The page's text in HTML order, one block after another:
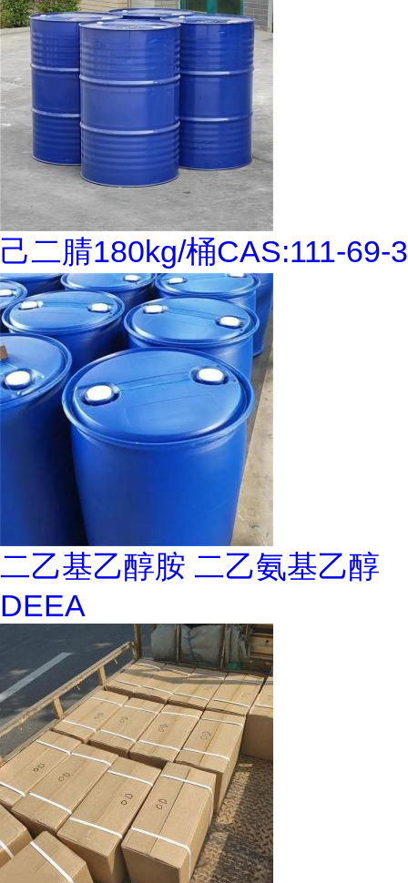
己二腈180kg/桶CAS:111-69-3
二乙基乙醇胺 二乙氨基乙醇
DEEA